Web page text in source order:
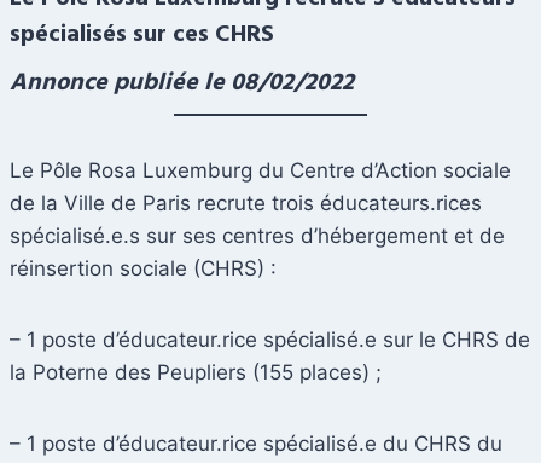
spécialisés sur ces CHRS
Annonce publiée le 08/02/2022
Le Pôle Rosa Luxemburg du Centre d’Action sociale
de la Ville de Paris recrute trois éducateurs.rices
spécialisé.e.s sur ses centres d’hébergement et de
réinsertion sociale (CHRS) :
– 1 poste d’éducateur.rice spécialisé.e sur le CHRS de
la Poterne des Peupliers (155 places) ;
– 1 poste d’éducateur.rice spécialisé.e du CHRS du